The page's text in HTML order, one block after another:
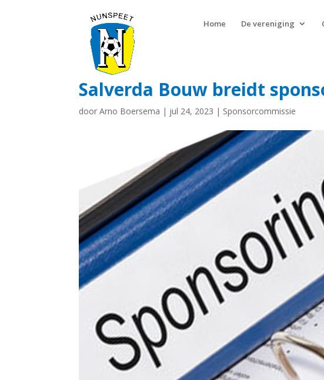
Home De vereniging
Salverda Bouw breidt
doorArno Boersema | jul 24, 2023 | Sponsorcommissie